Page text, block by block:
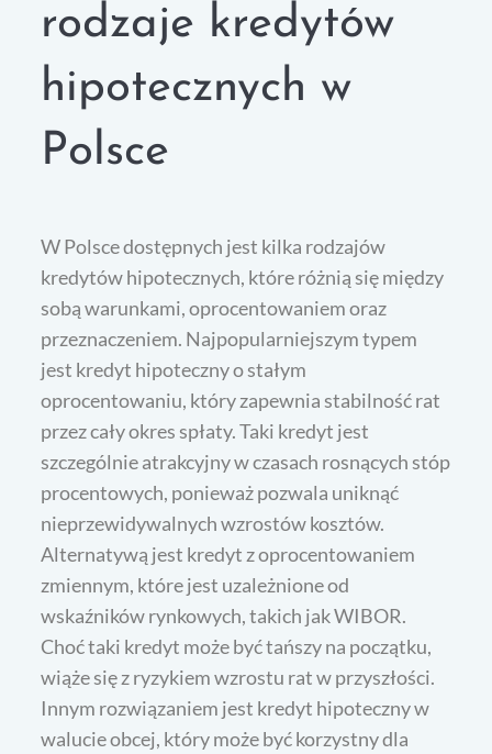
rodzaje kredytów
hipotecznych w
Polsce
W Polsce dostępnych jest kilka rodzajów
kredytów hipotecznych, które różnią się między
sobą warunkami, oprocentowaniem oraz
przeznaczeniem. Najpopularniejszym typem
jest kredyt hipoteczny o stałym
oprocentowaniu, który zapewnia stabilność rat
przez cały okres spłaty. Taki kredyt jest
szczególnie atrakcyjny w czasach rosnących stóp
procentowych, ponieważ pozwala uniknąć
nieprzewidywalnych wzrostów kosztów.
Alternatywą jest kredyt z oprocentowaniem
zmiennym, które jest uzależnione od
wskaźników rynkowych, takich jak WIBOR.
Choć taki kredyt może być tańszy na początku,
wiąże się z ryzykiem wzrostu rat w przyszłości.
Innym rozwiązaniem jest kredyt hipoteczny w
walucie obcej, który może być korzystny dla